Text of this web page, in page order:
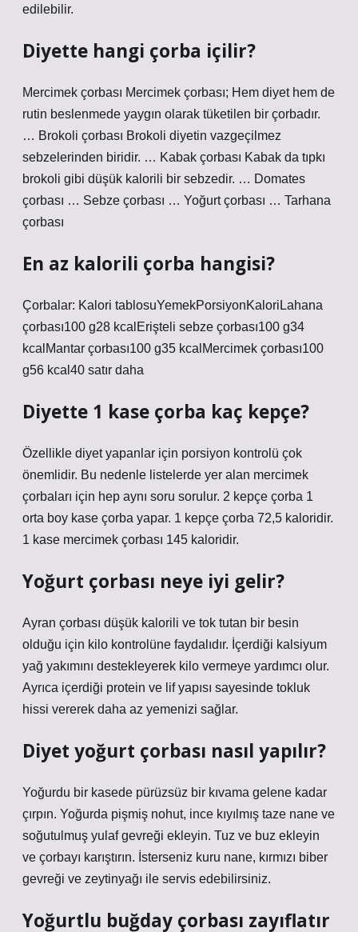
edilebilir.
Diyette hangi çorba içilir?
Mercimek çorbası Mercimek çorbası; Hem diyet hem de
rutin beslenmede yaygın olarak tüketilen bir çorbadır.
… Brokoli çorbası Brokoli diyetin vazgeçilmez
sebzelerinden biridir. … Kabak çorbası Kabak da tıpkı
brokoli gibi düşük kalorili bir sebzedir. … Domates
çorbası … Sebze çorbası … Yoğurt çorbası … Tarhana
çorbası
En az kalorili çorba hangisi?
Çorbalar: Kalori tablosuYemekPorsiyonKaloriLahana
çorbası100 g28 kcalErişteli sebze çorbası100 g34
kcalMantar çorbası100 g35 kcalMercimek çorbası100
g56 kcal40 satır daha
Diyette 1 kase çorba kaç kepçe?
Özellikle diyet yapanlar için porsiyon kontrolü çok
önemlidir. Bu nedenle listelerde yer alan mercimek
çorbaları için hep aynı soru sorulur. 2 kepçe çorba 1
orta boy kase çorba yapar. 1 kepçe çorba 72,5 kaloridir.
1 kase mercimek çorbası 145 kaloridir.
Yoğurt çorbası neye iyi gelir?
Ayran çorbası düşük kalorili ve tok tutan bir besin
olduğu için kilo kontrolüne faydalıdır. İçerdiği kalsiyum
yağ yakımını destekleyerek kilo vermeye yardımcı olur.
Ayrıca içerdiği protein ve lif yapısı sayesinde tokluk
hissi vererek daha az yemenizi sağlar.
Diyet yoğurt çorbası nasıl yapılır?
Yoğurdu bir kasede pürüzsüz bir kıvama gelene kadar
çırpın. Yoğurda pişmiş nohut, ince kıyılmış taze nane ve
soğutulmuş yulaf gevreği ekleyin. Tuz ve buz ekleyin
ve çorbayı karıştırın. İsterseniz kuru nane, kırmızı biber
gevreği ve zeytinyağı ile servis edebilirsiniz.
Yoğurtlu buğday çorbası zayıflatır